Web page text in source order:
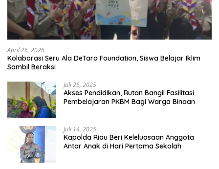
April 26, 2026
Kolaborasi Seru Ala DeTara Foundation, Siswa Belajar Iklim
Sambil Beraksi
Juli 25, 2025
Akses Pendidikan, Rutan Bangil Fasilitasi
Pembelajaran PKBM Bagi Warga Binaan
Juli 14, 2025
Kapolda Riau Beri Keleluasaan Anggota
Antar Anak di Hari Pertama Sekolah